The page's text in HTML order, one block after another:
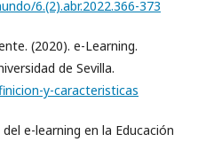
6.(2).abr.2022.366-373
(2020). e-Learning.
de Sevilla.
y-caracteristicas
e-learning en la Educación